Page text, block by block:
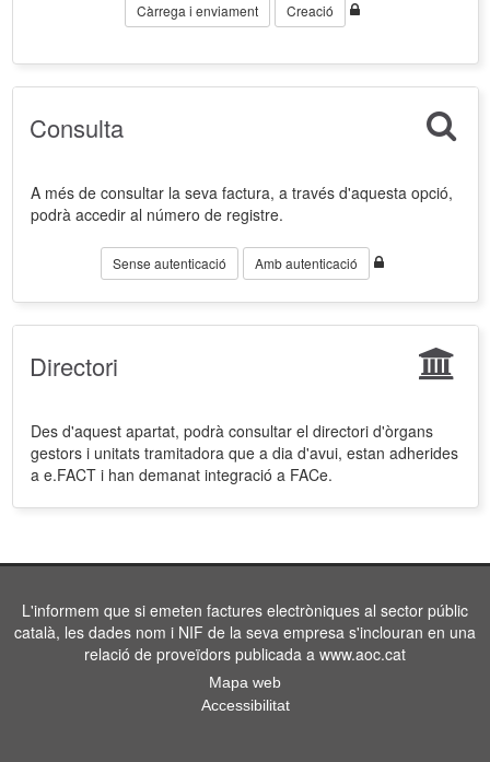
Càrrega i enviament Creació
Consulta
A més de consultar la seva factura, a través d'aquesta opció,
podrà accedir al número de registre.
Sense autenticació Amb autenticació
Directori
Des d'aquest apartat, podrà consultar el directori d'òrgans
gestors i unitats tramitadora que a dia d'avui, estan adherides
a e.FACT i han demanat integració a FACe.
L'informem que si emeten factures electròniques al sector públic
català, les dades nom i NIF de la seva empresa s'inclouran en una
relació de proveïdors publicada a www.aoc.cat
Mapa web
Accessibilitat